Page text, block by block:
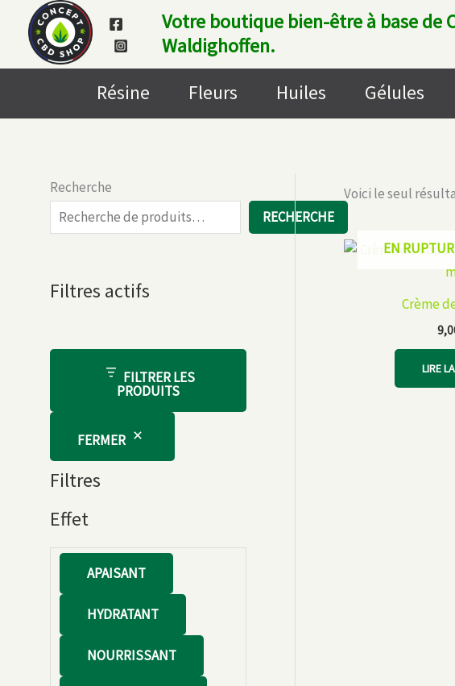
contenu
Votre boutique bien-être à base de
Waldighoffen.
Résine Fleurs Huiles Gélules
Recherche
RECHERCHE
Filtres actifs
FILTRER LES
PRODUITS
FERMER
Filtres
Effet
f
t
APAISANT
HYDRATANT
NOURRISSANT
Voici le seul
EN
Crème
LIRE